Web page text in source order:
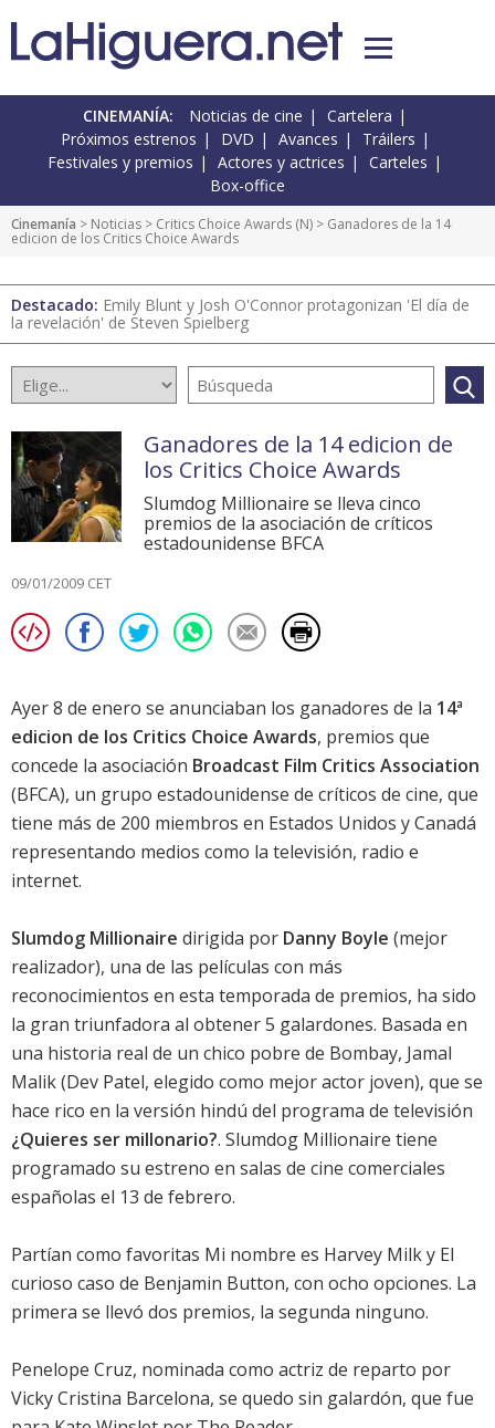
CINEMANÍA: Noticias de cine
Cartelera
Próximos estrenos
DVD Avances
Tráilers
Festivales y premios
Actores y actrices
Carteles
Box-office
Cinemanía > Noticias > Critics Choice Awards (N) > Ganadores de la 14
edicion de los Critics Choice Awards
Destacado: Emily Blunt y Josh O'Connor protagonizan 'El día de
la revelación' de Steven Spielberg
Ganadores de la 14 edicion de
los Critics Choice Awards
Slumdog Millionaire se lleva cinco
premios de la asociación de críticos
estadounidense BFCA
09/01/2009 CET
Ayer 8 de enero se anunciaban los ganadores de la 14ª
edicion de los Critics Choice Awards, premios que
concede la asociación Broadcast Film Critics Association
(BFCA), un grupo estadounidense de críticos de cine, que
tiene más de 200 miembros en Estados Unidos y Canadá
representando medios como la televisión, radio e
internet.
Slumdog Millionaire dirigida por Danny Boyle (mejor
realizador), una de las películas con más
reconocimientos en esta temporada de premios, ha sido
la gran triunfadora al obtener 5 galardones. Basada en
una historia real de un chico pobre de Bombay, Jamal
Malik (Dev Patel, elegido como mejor actor joven), que se
hace rico en la versión hindú del programa de televisión
¿Quieres ser millonario?. Slumdog Millionaire tiene
programado su estreno en salas de cine comerciales
españolas el 13 de febrero.
Partían como favoritas Mi nombre es Harvey Milky El
curioso caso de Benjamin Button, con ocho opciones. La
primera se llevó dos premios, la segunda ninguno.
Penelope Cruz, nominada como actriz de reparto por
Vicky Cristina Barcelona, se quedo sin galardón, que fue